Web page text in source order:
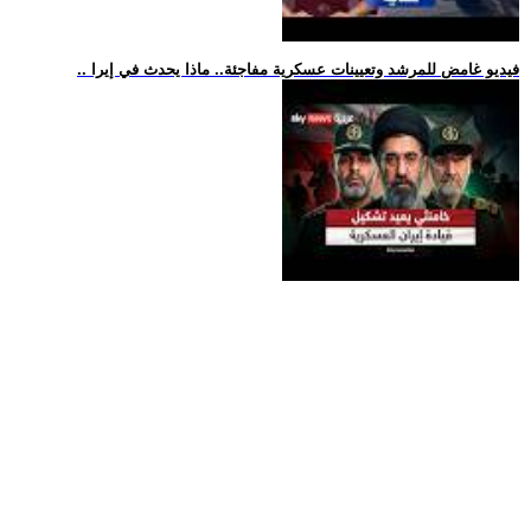
.. فيديو غامض للمرشد وتعيينات عسكرية مفاجئة.. ماذا يحدث في إيرا